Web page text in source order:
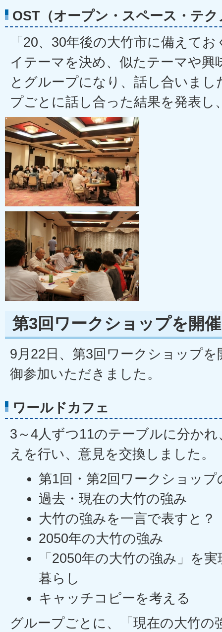
OST（オープン・スペース・テ
「20、30年後の大竹市に備えて
イテーマを決め、似たテーマや興
とグループになり、話し合いまし
プごとに話し合った結果を発表し
第3回ワークショップを開
9月22日、第3回ワークショップ
御参加いただきました。
ワールドカフェ
3～4人ずつ11のテーブルに分か
えを行い、意見を交換しました。
第1回・第2回ワークショップ
過去・現在の大竹の強み
大竹の強みを一言で表すと？
2050年の大竹の強み
「2050年の大竹の強み」を
暮らし
キャッチコピーを考える
グループごとに、「現在の大竹の